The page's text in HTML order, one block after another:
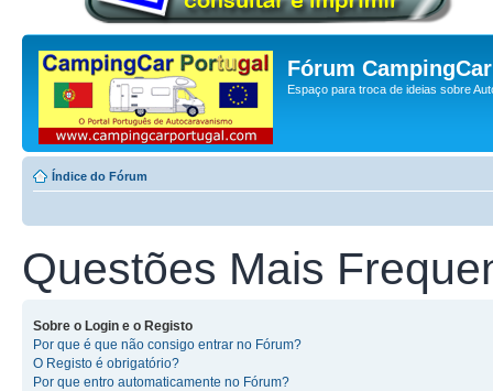
Fórum
Espaço para troca de ideias sobre
Índice do Fórum
Questões Mais
Sobre o Login e o Registo
Por que é que não consigo entrar no Fórum?
O Registo é obrigatório?
Por que entro automaticamente no Fórum?